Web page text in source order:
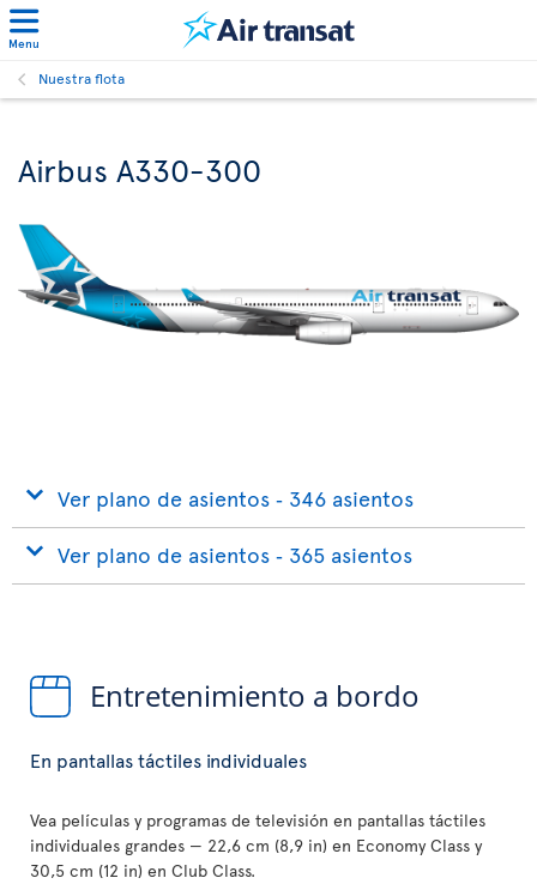
Menu
Nuestra flota
Airbus A330-300
Ver plano de asientos ‐ 346 asientos
Ver plano de asientos ‐ 365 asientos
Entretenimiento a bordo
En pantallas táctiles individuales
Vea películas y programas de televisión en pantallas táctiles
individuales grandes — 22,6 cm (8,9 in) en Economy Class y
30,5 cm (12 in) en Club Class.